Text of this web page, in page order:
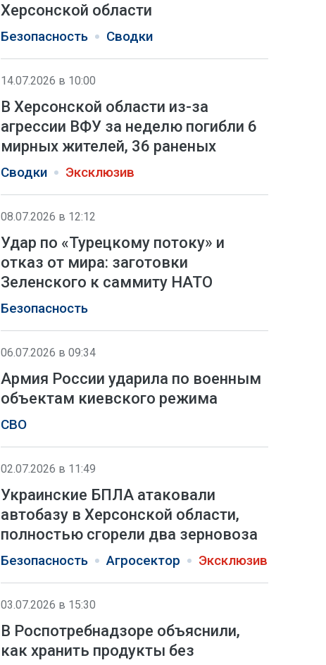
Херсонской области
Безопасность Сводки
14.07.2026 в 10:00
В Херсонской области из-за
агрессии ВФУ за неделю погибли 6
мирных жителей, 36 раненых
Сводки Эксклюзив
08.07.2026 в 12:12
Удар по «Турецкому потоку» и
отказ от мира: заготовки
Зеленского к саммиту НАТО
Безопасность
06.07.2026 в 09:34
Армия России ударила по военным
объектам киевского режима
СВО
02.07.2026 в 11:49
Украинские БПЛА атаковали
автобазу в Херсонской области,
полностью сгорели два зерновоза
Безопасность Агросектор Эксклюзив
03.07.2026 в 15:30
В Роспотребнадзоре объяснили,
как хранить продукты без